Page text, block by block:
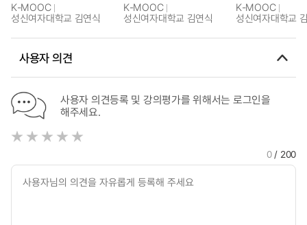
K-MOOC
성신여자대학교 김연식
K-MOOC
성신여자대학교 김연식
K-MOOC
성신여자대학교
사용자 의견
사용자 의견등록 및 강의평가를 위해서는 로그인을
해주세요.
0/ 200